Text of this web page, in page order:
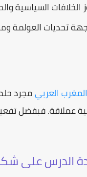
الخلافات السياسية
تحديات العولمة
العربيمجرد
عملاقة. فبفضل
الدرس على